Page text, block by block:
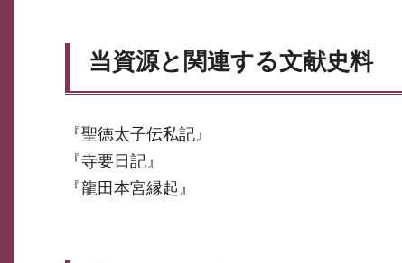
当資源と関連する文献史料
『聖徳太子伝私記』
『寺要日記』
『龍田本宮縁起』